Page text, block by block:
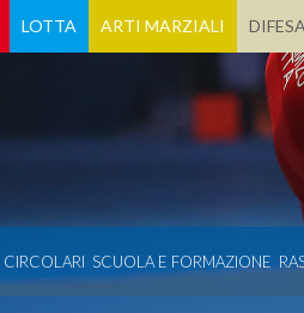
LOTTA ARTI MARZIALI
SCUOLA E FORMAZIONE